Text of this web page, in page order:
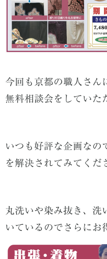
今回も京都の職人さん
無料相談会をしていた
いつも好評な企画なの
を解決されてみてくだ
丸洗いや染み抜き、洗
いているのでさらにお